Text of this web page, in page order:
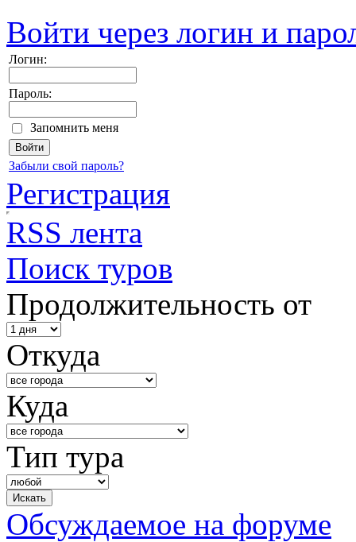
Войти через логин и
Логин:
Пароль:
Запомнить меня
Забыли свой пароль?
Регистрация
RSS лента
Поиск туров
Продолжительность от
Откуда
Куда
Тип тура
Обсуждаемое на форуме